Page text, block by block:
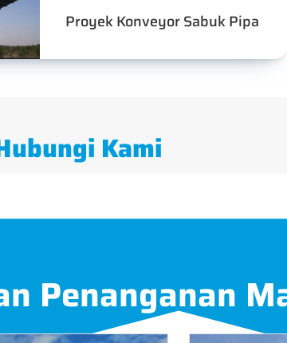
Proyek Konveyor Sabuk Pipa
Kami
Penanganan